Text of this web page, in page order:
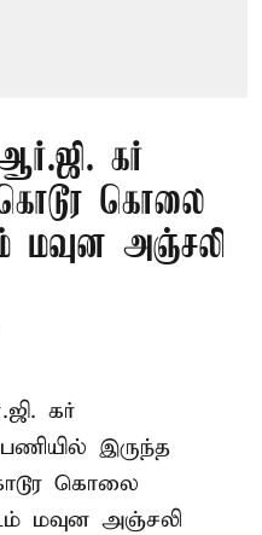
கர்
கொலை
மவுன அஞ்சலி
கர்
இருந்த
கொலை
மவுன அஞ்சலி